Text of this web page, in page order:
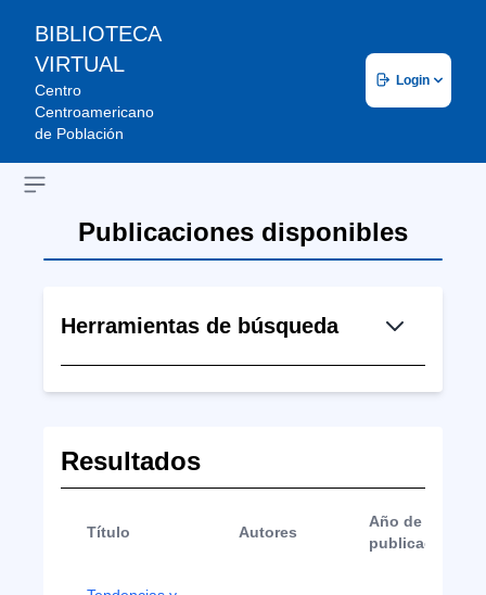
BIBLIOTECA
VIRTUAL
Centro
Centroamericano
de Población
Login
Open sidebar
Publicaciones disponibles
Herramientas de búsqueda
Resultados
Título Autores
Año de
publicación